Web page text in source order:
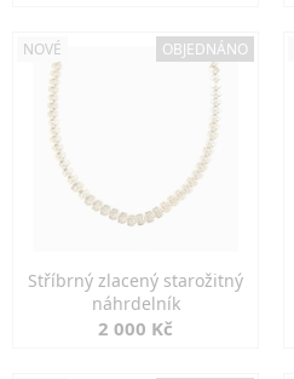
NOVÉ OBJEDNÁNO
Stříbrný zlacený starožitný
náhrdelník
2 000 Kč